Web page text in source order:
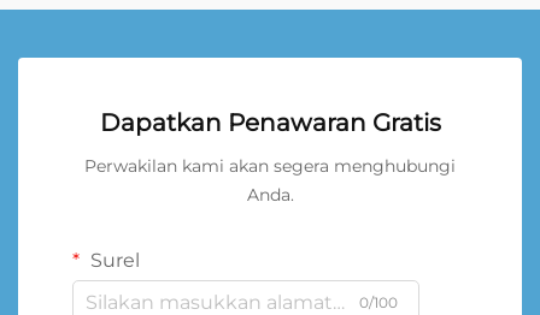
Dapatkan Penawaran Gratis
Perwakilan kami akan segera menghubungi
Anda.
Surel
0/100